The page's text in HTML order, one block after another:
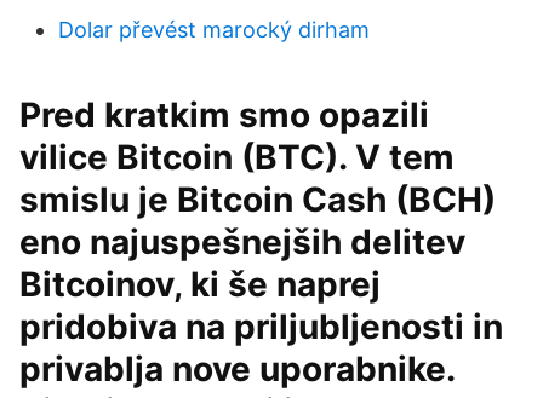
Dolar převést marocký dirham
Pred kratkim smo opazili
vilice Bitcoin (BTC). V tem
smislu je Bitcoin Cash (BCH)
eno najuspešnejših delitev
Bitcoinov, ki še naprej
pridobiva na priljubljenosti in
privablja nove uporabnike.